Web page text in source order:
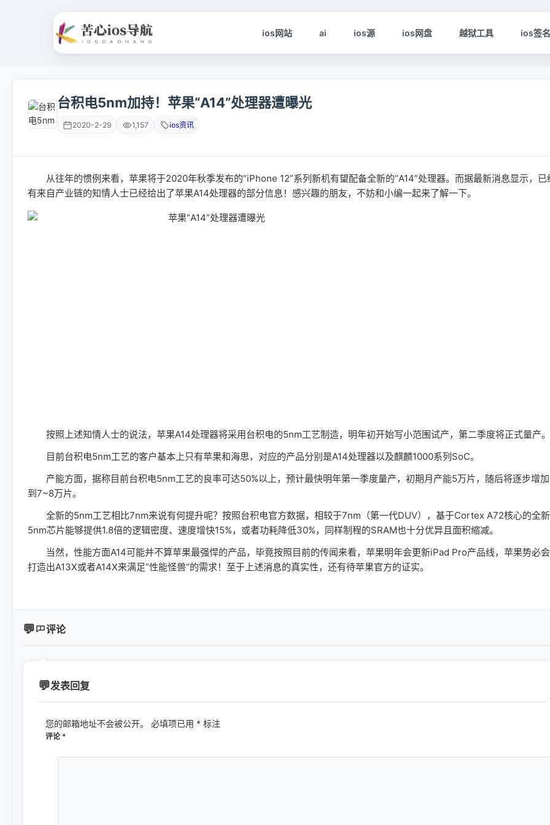
ios网站 ai ios源 ios网盘 越狱工具 ios签
台积电5nm加持！苹果“A14”处理器遭曝光
2020-2-29 1,157 ios资讯
从往年的惯例来看，苹果将于2020年秋季发布的“iPhone 12”系列新机有望配备全新的“A14”处理器。而据最新消息显示，已
有来自产业链的知情人士已经给出了苹果A14处理器的部分信息！感兴趣的朋友，不妨和小编一起来了解一下。
按照上述知情人士的说法，苹果A14处理器将采用台积电的5nm工艺制造，明年初开始写小范围试产，第二季度将正式量产。
目前台积电5nm工艺的客户基本上只有苹果和海思，对应的产品分别是A14处理器以及麒麟1000系列SoC。
产能方面，据称目前台积电5nm工艺的良率可达50%以上，预计最快明年第一季度量产，初期月产能5万片，随后将逐步增加
到7~8万片。
全新的5nm工艺相比7nm来说有何提升呢？按照台积电官方数据，相较于7nm（第一代DUV），基于Cortex A72核心的全新
5nm芯片能够提供1.8倍的逻辑密度、速度增快15%，或者功耗降低30%，同样制程的SRAM也十分优异且面积缩减。
当然，性能方面A14可能并不算苹果最强悍的产品，毕竟按照目前的传闻来看，苹果明年会更新iPad Pro产品线，苹果势必会
打造出A13X或者A14X来满足“性能怪兽”的需求！至于上述消息的真实性，还有待苹果官方的证实。
评论
发表回复
您的邮箱地址不会被公开。 必填项已用 * 标注
评论 *